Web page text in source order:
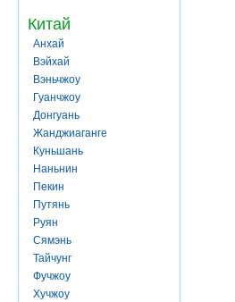
Китай
Анхай
Вэйхай
Вэньчжоу
Гуанчжоу
Донгуань
Жанджиаганге
Куньшань
Наньнин
Пекин
Путянь
Руян
Сямэнь
Тайчунг
Фучжоу
Хучжоу